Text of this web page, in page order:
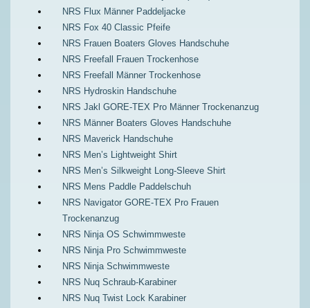
NRS Flux Männer Paddeljacke
NRS Fox 40 Classic Pfeife
NRS Frauen Boaters Gloves Handschuhe
NRS Freefall Frauen Trockenhose
NRS Freefall Männer Trockenhose
NRS Hydroskin Handschuhe
NRS Jakl GORE-TEX Pro Männer Trockenanzug
NRS Männer Boaters Gloves Handschuhe
NRS Maverick Handschuhe
NRS Men’s Lightweight Shirt
NRS Men’s Silkweight Long-Sleeve Shirt
NRS Mens Paddle Paddelschuh
NRS Navigator GORE-TEX Pro Frauen
Trockenanzug
NRS Ninja OS Schwimmweste
NRS Ninja Pro Schwimmweste
NRS Ninja Schwimmweste
NRS Nuq Schraub-Karabiner
NRS Nuq Twist Lock Karabiner